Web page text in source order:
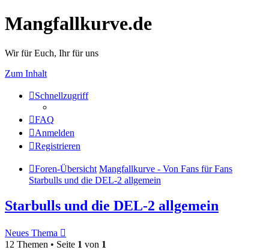
Mangfallkurve.de
Wir für Euch, Ihr für uns
Zum Inhalt
Schnellzugriff
FAQ
Anmelden
Registrieren
Foren-Übersicht Mangfallkurve - Von Fans für Fans
Starbulls und die DEL-2 allgemein
Starbulls und die DEL-2 allgemein
Neues Thema
12 Themen • Seite 1 von 1